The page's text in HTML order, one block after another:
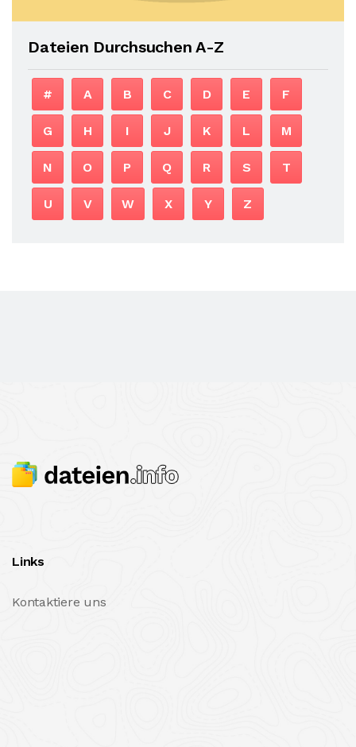
Dateien Durchsuchen A-Z
# A B C D E F
G H I J K L M
N O P Q R S T
U V W X Y Z
Links
Kontaktiere uns